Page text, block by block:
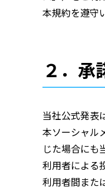
本規約を遵守
２．承
当社公式発表
本ソーシャル
じた場合にも
利用者による
利用者間また